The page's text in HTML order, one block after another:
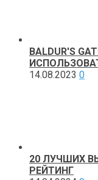
BALDUR'S
14.08.2023 0
20 ЛУЧШИХ
РЕЙТИНГ